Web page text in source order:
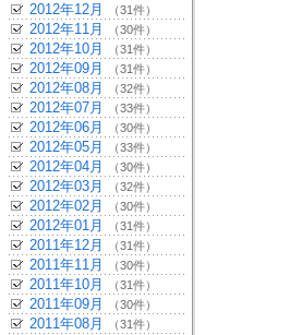
2012年12月 （31件）
2012年11月 （30件）
2012年10月 （31件）
2012年09月 （31件）
2012年08月 （32件）
2012年07月 （33件）
2012年06月 （30件）
2012年05月 （33件）
2012年04月 （30件）
2012年03月 （32件）
2012年02月 （30件）
2012年01月 （31件）
2011年12月 （31件）
2011年11月 （30件）
2011年10月 （31件）
2011年09月 （30件）
2011年08月 （31件）